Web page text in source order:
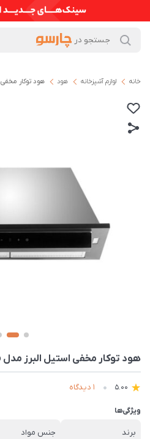
خانه لوازم آشپزخانه هود ھود توکار مخفی
هود توکار مخفی استیل البرز مدل SA505b مشکی
5.00 1 دیدگاه
ویژگی‌ها
برند
جنس مواد